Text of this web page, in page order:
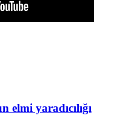
elmi yaradıcılığı